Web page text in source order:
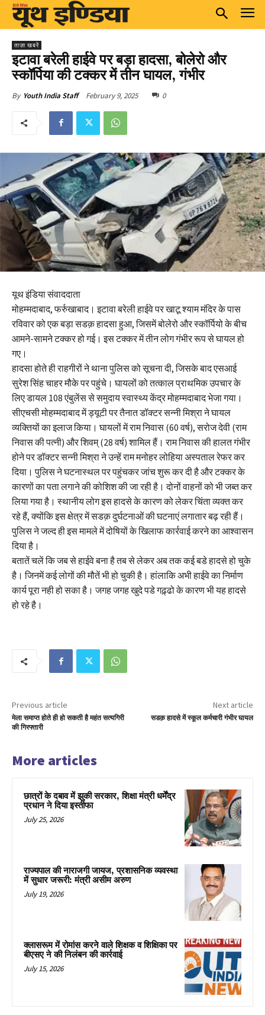
ताज़ा खबरें
इटावा बरेली हाईवे पर बड़ा हादसा, बोलेरो और
स्कॉर्पिया की टक्कर में तीन घायल, गंभीर
By Youth India Staff February 9, 2025 0
यूथ इंडिया संवाददाता
मोहम्मदाबाद, फर्रुखाबाद। इटावा बरेली हाईवे पर खाटू श्याम मंदिर के पास
रविवार को एक बड़ा सडक़ हादसा हुआ, जिसमें बोलेरो और स्कॉर्पियो के बीच
आमने-सामने टक्कर हो गई। इस टक्कर में तीन लोग गंभीर रूप से घायल हो
गए।
हादसा होते ही राहगीरों ने थाना पुलिस को सूचना दी, जिसके बाद एसआई
सुरेश सिंह चाहर मौके पर पहुंचे। घायलों को तत्काल प्राथमिक उपचार के
लिए डायल 108 एंबुलेंस से समुदाय स्वास्थ्य केंद्र मोहम्मदाबाद भेजा गया।
सीएचसी मोहम्मदाबाद में ड्यूटी पर तैनात डॉक्टर सन्नी मिश्रा ने घायल
व्यक्तियों का इलाज किया। घायलों में राम निवास (60 वर्ष), सरोज देवी (राम
निवास की पत्नी) और शिवम् (28 वर्ष) शामिल हैं। राम निवास की हालत गंभीर
होने पर डॉक्टर सन्नी मिश्रा ने उन्हें राम मनोहर लोहिया अस्पताल रेफर कर
दिया। पुलिस ने घटनास्थल पर पहुंचकर जांच शुरू कर दी है और टक्कर के
कारणों का पता लगाने की कोशिश की जा रही है। दोनों वाहनों को भी जब्त कर
लिया गया है। स्थानीय लोग इस हादसे के कारण को लेकर चिंता व्यक्त कर
रहे हैं, क्योंकि इस क्षेत्र में सडक़ दुर्घटनाओं की घटनाएं लगातार बढ़ रही हैं।
पुलिस ने जल्द ही इस मामले में दोषियों के खिलाफ कार्रवाई करने का आश्वासन
दिया है।
बतातें चलें कि जब से हाईवे बना है तब से लेकर अब तक कई बडे हादसे हो चुके
है। जिनमें कई लोगों की मौतें भी हो चुकी है। हांलाकि अभी हाईवे का निर्माण
कार्य पूरा नही हो सका है। जगह जगह खुदे पडे गढ़्ढो के कारण भी यह हादसे
हो रहे है।
Previous article
मेला समाप्त होते ही हो सकती है महंत सत्यगिरी
की गिरफ्तारी
Next article
सडक़ हादसे में स्कूल कर्मचारी गंभीर घायल
More articles
छात्रों के दबाव में झुकी सरकार, शिक्षा मंत्री धर्मेंद्र
प्रधान ने दिया इस्तीफा
July 25, 2026
राज्यपाल की नाराजगी जायज, प्रशासनिक व्यवस्था
में सुधार जरूरी: मंत्री असीम अरुण
July 19, 2026
क्लासरूम में रोमांस करने वाले शिक्षक व शिक्षिका पर
बीएसए ने की निलंबन की कार्रवाई
July 15, 2026